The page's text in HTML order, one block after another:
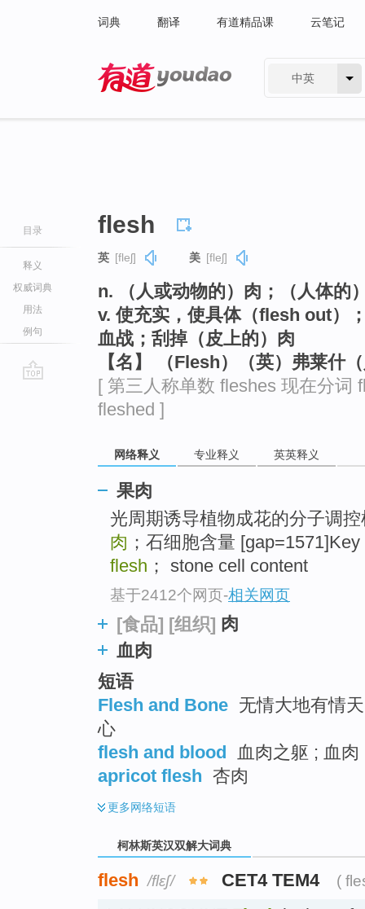
词典 翻译 有道精品课 云笔记
中英
目录
释义
权威词典
用法
例句
flesh
英 [fleʃ] 美 [fleʃ]
n. （人或动物的）肉；（人体的
v. 使充实，使具体（flesh out
血战；刮掉（皮上的）肉
【名】 （Flesh）（英）弗莱什
[ 第三人称单数 fleshes 现在分词
fleshed ]
网络释义 专业释义 英英释义
果肉
光周期诱导植物成花的分子调
肉 ；石细胞含量
flesh ； stone cell content
基于2412个网页-相关网页
[食品] [组织] 肉
血肉
短语
Flesh and Bone 无情大地有情
心
flesh and blood
血肉之躯 ; 血
apricot flesh 杏肉
更多网络短语
柯林斯英汉双解大词典
flesh /flɛʃ/ CET4 TEM4 (